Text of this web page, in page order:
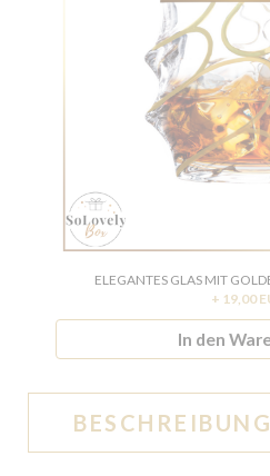
ELEGANTES GLAS MIT
+ 19,00
In den
BESCHREIBUNG